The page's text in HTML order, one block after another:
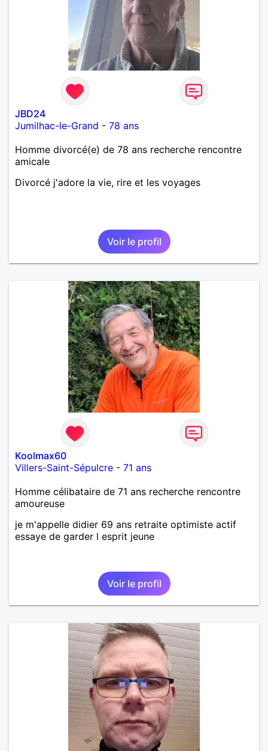
JBD24
Jumilhac-le-Grand - 78 ans
Homme divorcé(e) de 78 ans recherche rencontre
amicale
Divorcé j'adore la vie, rire et les voyages
Voir le profil
Koolmax60
Villers-Saint-Sépulcre - 71 ans
Homme célibataire de 71 ans recherche rencontre
amoureuse
je m'appelle didier 69 ans retraite optimiste actif
essaye de garder l esprit jeune
Voir le profil